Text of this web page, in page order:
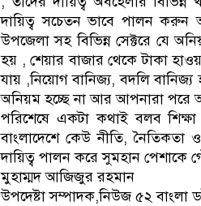
দায়িত্ব সচেতন ভাবে পালন করুন
উপজেলা সহ বিভিন্ন সেক্টরে যে
হয় , শেয়ার বাজার থেকে টাকা
যায় ,নিয়োগ বানিজ্য, বদলি
অনিয়ম হচ্ছে না আর আপনারা পরে
পরিশেষে একটা কথাই বলব
বাংলাদেশে কেউ নীতি, নৈতিকতা
দায়িত্ব পালন করে সুমহান পেশাকে
মুহাম্মদ আজিজুর রহমান
উপদেষ্টা সম্পাদক,নিউজ ৫২ বাংলা